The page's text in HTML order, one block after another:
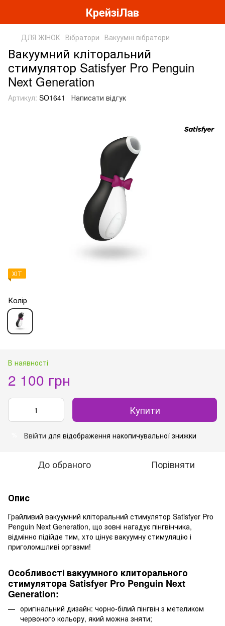
КрейзіЛав
ДЛЯ ЖІНОК Вібратори Вакуумні вібратори
Вакуумний кліторальний
стимулятор Satisfyer Pro Penguin
Next Generation
Артикул: SO1641 Написати відгук
ХІТ
Колір
В наявності
2 100 грн
Купити
Ввійти для відображення накопичувальної знижки
До обраного Порівняти
Опис
Грайливий вакуумний кліторальний стимулятор Satisfyer Pro
Penguin Next Generation, що зовні нагадує пінгвінчика,
відмінно підійде тим, хто цінує вакуумну стимуляцію і
приголомшливі оргазми!
Особливості вакуумного клиторального
стимулятора Satisfyer Pro Penguin Next
Generation:
оригінальний дизайн: чорно-білий пінгвін з метеликом
червоного кольору, який можна зняти;